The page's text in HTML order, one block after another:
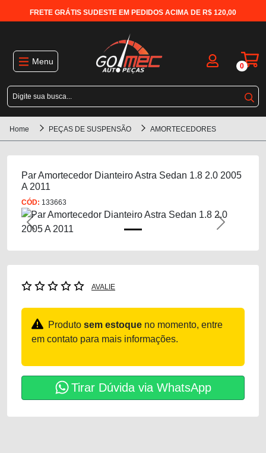
FRETE GRÁTIS SUDESTE EM PEDIDOS ACIMA DE R$ 120,00
Menu 0
Home PEÇAS DE SUSPENSÃO AMORTECEDORES
Par Amortecedor Dianteiro Astra Sedan 1.8 2.0 2005
A 2011
CÓD: 133663
Previous Next
AVALIE
Produto sem estoque no momento, entre
em contato para mais informações.
Tirar Dúvida via WhatsApp